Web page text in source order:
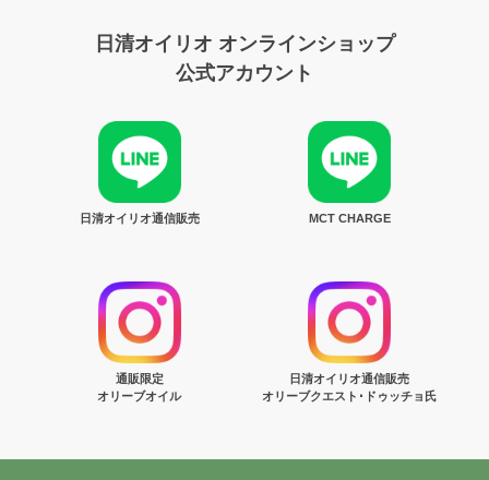
日清オイリオ オンラインショップ
公式アカウント
日清オイリオ通信販売 MCT CHARGE
通販限定
オリーブオイル
日清オイリオ通信販売
オリーブクエスト･ドゥッチョ氏